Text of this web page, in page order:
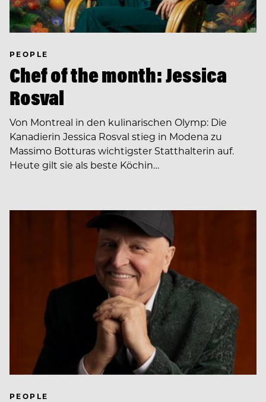
PEOPLE
Chef of the month: Jessica
Rosval
Von Montreal in den kulinarischen Olymp: Die
Kanadierin Jessica Rosval stieg in Modena zu
Massimo Botturas wichtigster Statthalterin auf.
Heute gilt sie als beste Köchin…
PEOPLE